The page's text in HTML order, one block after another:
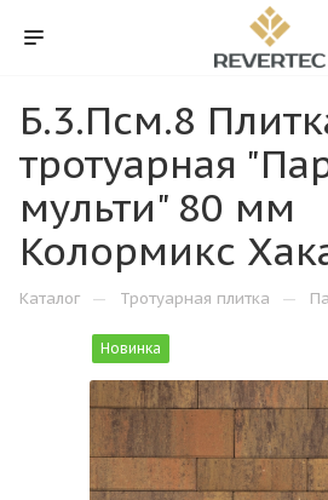
Б.3.Псм.8
тротуарная
мульти" 80 мм
Колормикс
Каталог — Тротуарная плитка —
Новинка